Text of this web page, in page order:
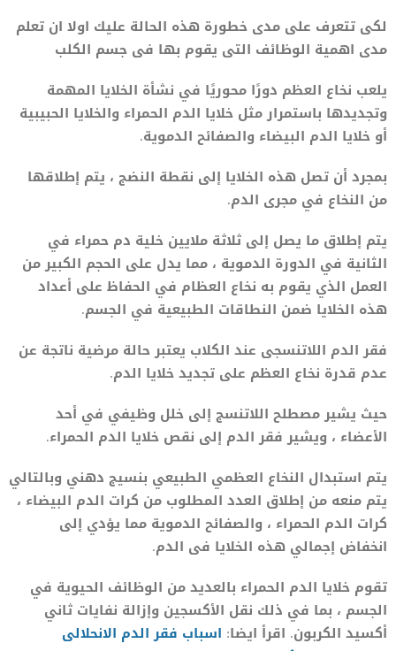
لكى تتعرف على مدى خطورة هذه الحالة عليك اولا ان تعلم
مدى اهمية الوظائف التى يقوم بها فى جسم الكلب
يلعب نخاع العظم دورًا محوريًا في نشأة الخلايا المهمة
وتجديدها باستمرار مثل خلايا الدم الحمراء والخلايا الحبيبية
أو خلايا الدم البيضاء والصفائح الدموية.
بمجرد أن تصل هذه الخلايا إلى نقطة النضج ، يتم إطلاقها
من النخاع في مجرى الدم.
يتم إطلاق ما يصل إلى ثلاثة ملايين خلية دم حمراء في
الثانية في الدورة الدموية ، مما يدل على الحجم الكبير من
العمل الذي يقوم به نخاع العظام في الحفاظ على أعداد
هذه الخلايا ضمن النطاقات الطبيعية في الجسم.
فقر الدم اللاتنسجى عند الكلاب يعتبر حالة مرضية ناتجة عن
عدم قدرة نخاع العظم على تجديد خلايا الدم.
حيث يشير مصطلح اللاتنسج إلى خلل وظيفي في أحد
الأعضاء ، ويشير فقر الدم إلى نقص خلايا الدم الحمراء.
يتم استبدال النخاع العظمي الطبيعي بنسيج دهني وبالتالي
يتم منعه من إطلاق العدد المطلوب من كرات الدم البيضاء ،
كرات الدم الحمراء ، والصفائح الدموية مما يؤدي إلى
انخفاض إجمالي هذه الخلايا فى الدم.
تقوم خلايا الدم الحمراء بالعديد من الوظائف الحيوية في
الجسم ، بما في ذلك نقل الأكسجين وإزالة نفايات ثاني
أكسيد الكربون. اقرأ ايضا: اسباب فقر الدم الانحلالى